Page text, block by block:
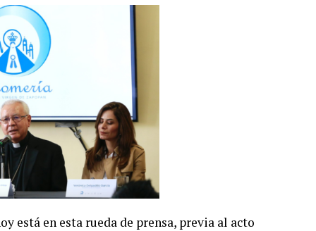
está en esta rueda de prensa, previa al acto